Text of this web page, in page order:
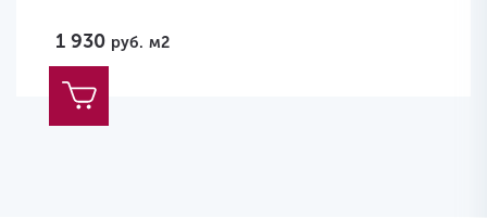
1 930 руб. м2